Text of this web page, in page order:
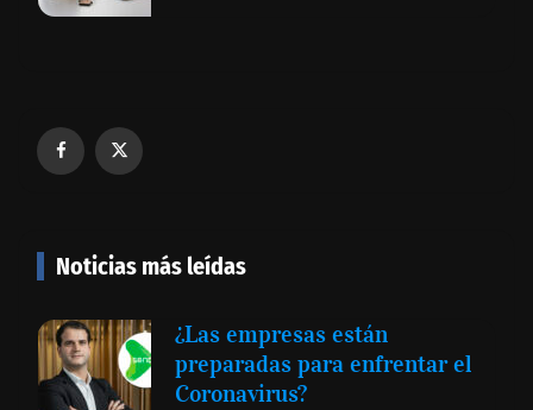
Noticias más leídas
¿Las empresas están
preparadas para enfrentar el
Coronavirus?